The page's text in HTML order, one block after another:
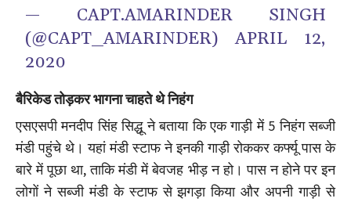
— CAPT.AMARINDER SINGH
(@CAPT_AMARINDER)APRIL 12,
2020
बैरिकेड तोड़कर भागना चाहते थे निहंग
एसएसपी मनदीप सिंह सिद्धू ने बताया कि एक गाड़ी में 5 निहंग सब्जी
मंडी पहुंचे थे। यहां मंडी स्टाफ ने इनकी गाड़ी रोककर कर्फ्यू पास के
बारे में पूछा था, ताकि मंडी में बेवजह भीड़ न हो। पास न होने पर इन
लोगों ने सब्जी मंडी के स्टाफ से झगड़ा किया और अपनी गाड़ी से